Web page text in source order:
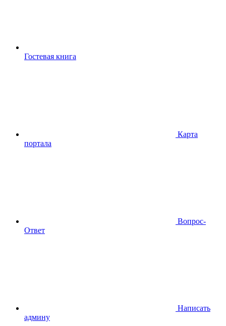
Гостевая книга
Карта
портала
Вопрос-
Ответ
Написать
админу